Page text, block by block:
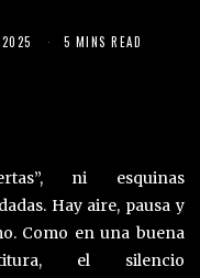
5 MINS READ
ni esquinas
Hay aire, pausa y
Como en una buena
el silencio